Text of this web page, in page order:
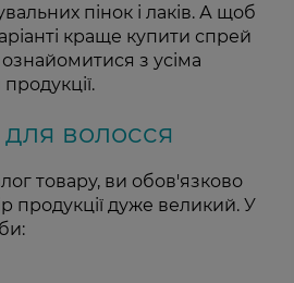
пінок і лаків. А щоб
краще купити спрей
з усіма
волосся
товару, ви обов'язково
продукції дуже великий. У